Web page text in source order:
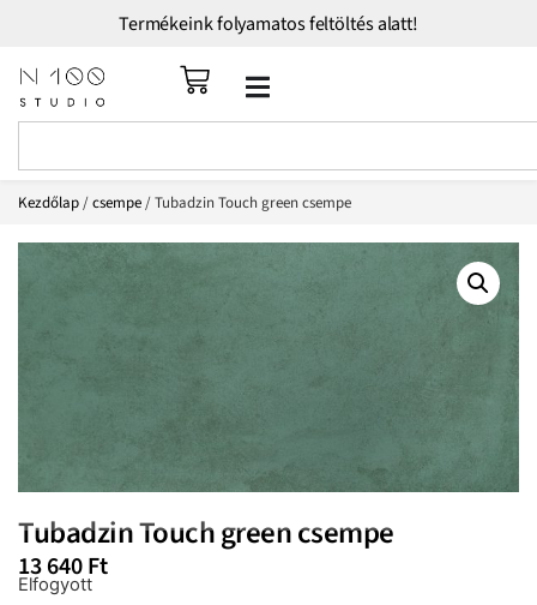
Termékeink folyamatos feltöltés alatt!
Kezdőlap/csempe/ Tubadzin Touch green csempe
Tubadzin Touch green csempe
13 640Ft
Elfogyott